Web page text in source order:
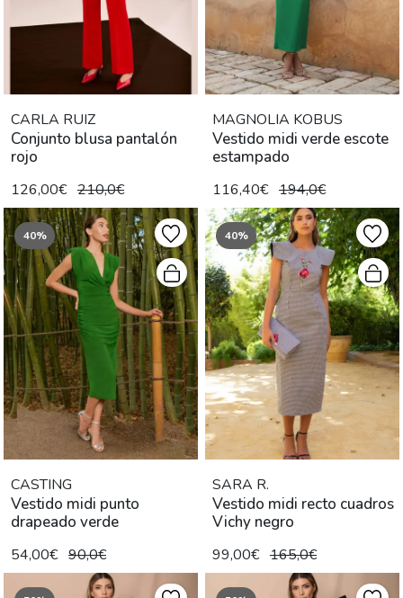
CARLA RUIZ
Conjunto blusa pantalón
rojo
126,00€ 210,0€
MAGNOLIA KOBUS
Vestido midi verde escote
estampado
116,40€ 194,0€
40%
CASTING
Vestido midi punto
drapeado verde
54,00€ 90,0€
40%
SARA R.
Vestido midi recto cuadros
Vichy negro
99,00€ 165,0€